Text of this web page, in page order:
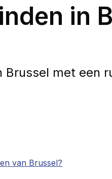
in
met een
van Brussel?